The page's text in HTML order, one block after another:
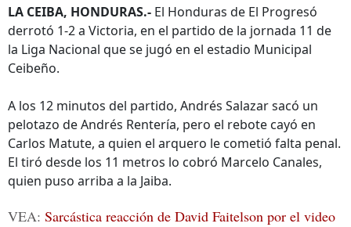
LA CEIBA, HONDURAS.- El Honduras de El Progresó
derrotó 1-2 a Victoria, en el partido de la jornada 11 de
la Liga Nacional que se jugó en el estadio Municipal
Ceibeño.
A los 12 minutos del partido, Andrés Salazar sacó un
pelotazo de Andrés Rentería, pero el rebote cayó en
Carlos Matute, a quien el arquero le cometió falta penal.
El tiró desde los 11 metros lo cobró Marcelo Canales,
quien puso arriba a la Jaiba.
VEA: Sarcástica reacción de David Faitelson por el video